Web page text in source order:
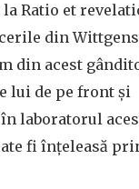
Ratio et
din
din acest
lui de pe front și
în laboratorul
fi înțeleasă